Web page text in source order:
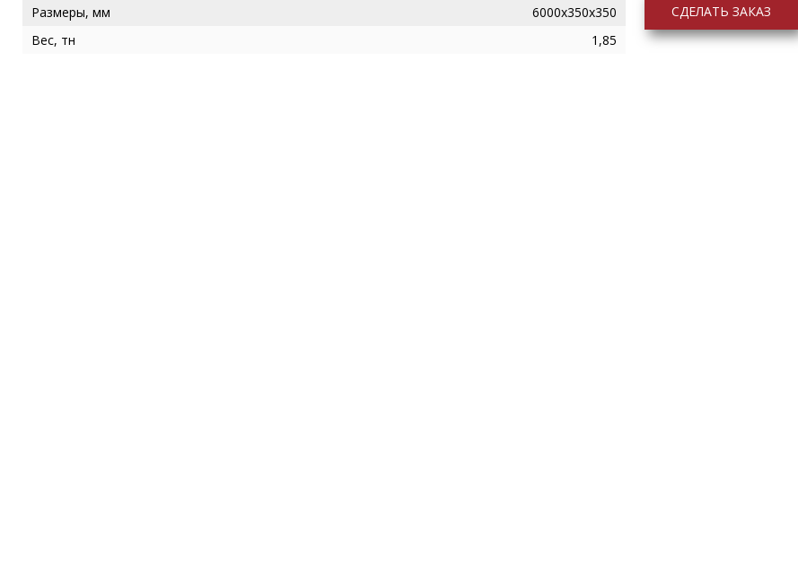
Размеры, мм
6000х350х350
Вес, тн
1,85
СДЕЛАТЬ ЗАКАЗ